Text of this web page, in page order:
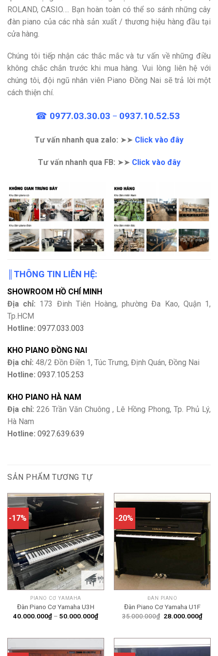
ROLAND, CASIO…. Bạn hoàn toàn có thể so sánh những cây
đàn piano của các nhà sản xuất / thương hiệu hàng đầu tại
cửa hàng.
Chúng tôi tiếp nhận các thắc mắc và tư vấn về những điều
không chắc chắn trước khi mua hàng. Vui lòng liên hệ với
chúng tôi, đội ngũ nhân viên Piano Đồng Nai sẽ trả lời một
cách thiện chí.
☎ 0977.03.30.03 – 0937.10.52.53
Tư vấn nhanh qua zalo: ➤➤ Click vào đây
Tư vấn nhanh qua FB: ➤➤ Click vào đây
THÔNG TIN LIÊN HỆ:
SHOWROOM HỒ CHÍ MINH
Địa chỉ: 173 Đinh Tiên Hoàng, phường Đa Kao, Quận 1,
Tp.HCM
Hotline: 0977.033.003
KHO PIANO ĐỒNG NAI
Địa chỉ: 48/2 Đồn Điền 1, Túc Trưng, Định Quán, Đồng Nai
Hotline: 0937.105.253
KHO PIANO HÀ NAM
Địa chỉ: 226 Trần Văn Chuông , Lê Hồng Phong, Tp. Phủ Lý,
Hà Nam
Hotline: 0927.639.639
SẢN PHẨM TƯƠNG TỰ
-17%
PIANO CƠ YAMAHA
Đàn Piano Cơ Yamaha U3H
40.000.000₫ – 50.000.000₫Khoảng
đến
50.000.000₫
-20%
ĐÀN PIANO
Đàn Piano Cơ Yamaha U1F
35.000.000₫ Giá
28.000.000₫Giá